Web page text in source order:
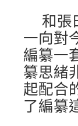
和張
一向對
編纂一
纂思緒
起配合
了編纂